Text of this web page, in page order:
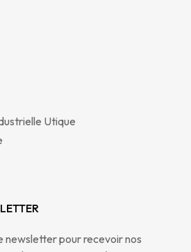
Utique
newsletter pour recevoir nos